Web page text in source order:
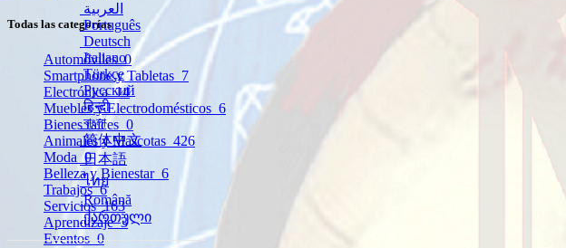
العربية
Português
Deutsch
Italiano
Türkçe
Русский
हिन्दी
বাংলা
简体中文
日本語
ไทย
Română
ქართული
Todas las categorías
Automóviles0
Smartphone y Tabletas 7
Electrónica14
Muebles y Electrodomésticos 6
Bienes raíces 0
Animales y Mascotas 426
Moda 0
Belleza y Bienestar 6
Trabajos6
Servicios163
Aprendizaje3
Eventos 0